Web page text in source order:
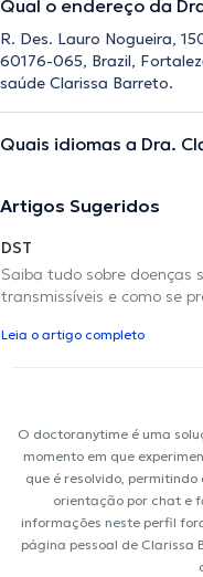
Qual o endereço da
R. Des. Lauro Nogueira,
60176-065, Brazil,
saúde Clarissa Barreto.
Quais idiomas a Dra.
Artigos Sugeridos
DST
Saiba tudo sobre doenças
transmissíveis e como se
Leia o artigo completo
O doctoranytime é uma
momento em que
que é resolvido,
orientação por chat e
informações neste perfil
página pessoal de Clarissa